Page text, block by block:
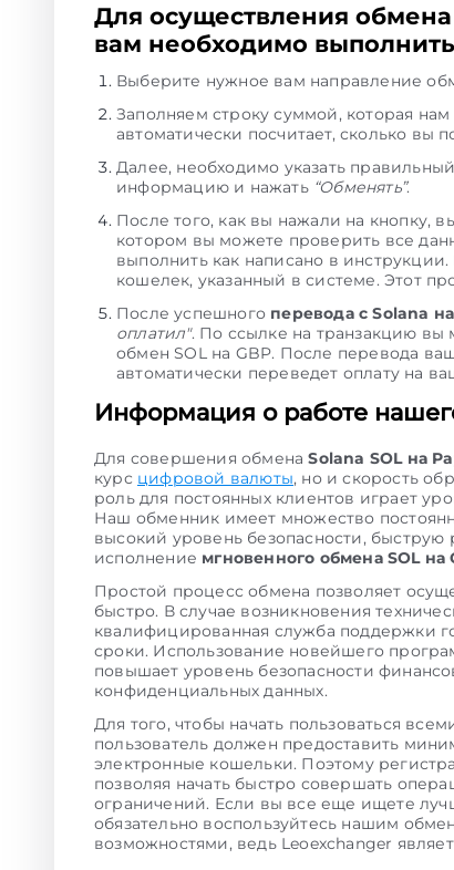
Для осуществления обмена
вам необходимо
Выберите нужное вам направление
Заполняем строку суммой, которая
автоматически посчитает, сколько вы
Далее, необходимо указать
информацию и нажать “Обменять”.
После того, как вы нажали на кнопку,
котором вы можете проверить все
выполнить как написано в
кошелек, указанный в системе. Этот
После успешного перевода с Solana
оплатил". По ссылке на транзакцию вы
обмен SOL на GBP. После перевода
автоматически переведет оплату на
Информация о работе
Для совершения обменаSolana SOL на
курс цифровой валюты, но и скорость
роль для постоянных клиентов играет
Наш обменник имеет множество
высокий уровень безопасности, быструю
исполнение мгновенного обмена SOL на
Простой процесс обмена позволяет
быстро. В случае возникновения
квалифицированная служба поддержки
сроки. Использование новейшего
повышает уровень безопасности
конфиденциальных данных.
Для того, чтобы начать пользоваться
пользователь должен предоставить
электронные кошельки. Поэтому
позволяя начать быстро совершать
ограничений. Если вы все еще ищете
обязательно воспользуйтесь нашим
возможностями, ведь Leoexchanger